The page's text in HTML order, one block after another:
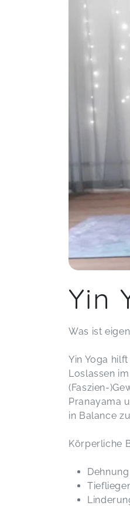
Yin
Was ist
Yin Yoga
Loslassen
(Faszien-
Pranayama
in Balance
Körperliche